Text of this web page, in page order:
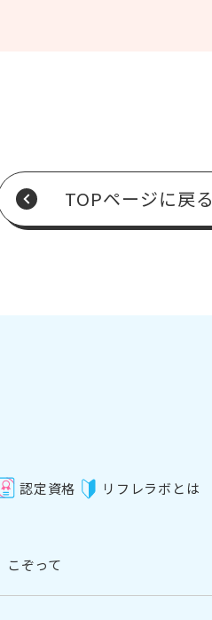
TOPページに戻る
認定資格 リフレラボとは
こぞって